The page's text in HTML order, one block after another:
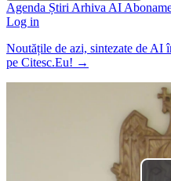
Agenda Știri Arhiva AI
Log in
Noutățile de azi, sintezate de AI
pe Citesc.Eu! →